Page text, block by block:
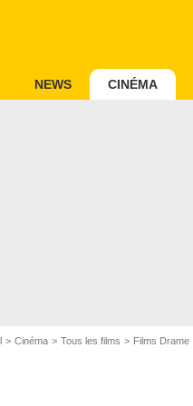
NEWS CINÉMA
Cinéma Tous les films Films Drame